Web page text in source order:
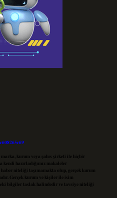
kurum veya şahıs şirketi ile hiçbir
kendi hazırladığımız makaleler
niteliği taşımamakta olup, gerçek kurum
Gerçek kurum ve kişiler ile isim
bilgiler taslak halindedir ve tavsiye niteliği